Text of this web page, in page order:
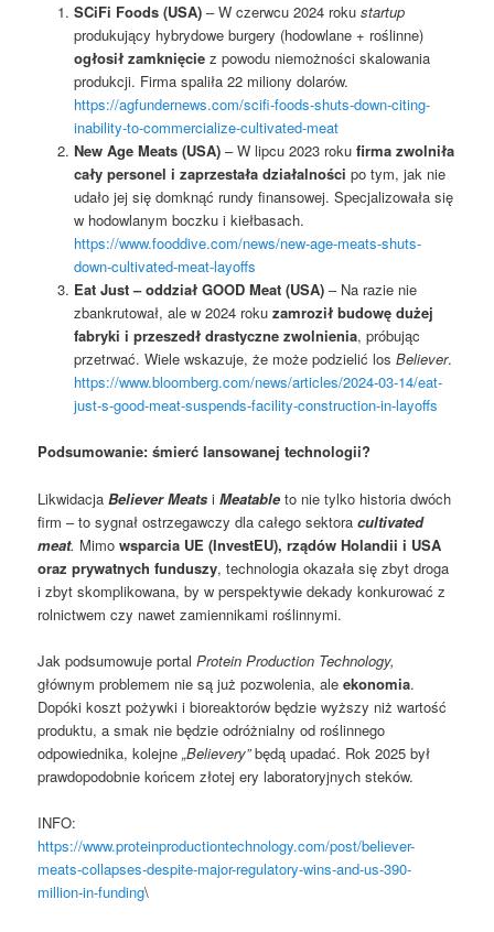
SCiFi Foods (USA)– W czerwcu 2024 roku startup
produkujący hybrydowe burgery (hodowlane + roślinne)
ogłosił zamknięciez powodu niemożności skalowania
produkcji. Firma spaliła 22 miliony dolarów.
https://agfundernews.com/scifi-foods-shuts-down-citing-
inability-to-commercialize-cultivated-meat
New Age Meats (USA)– W lipcu 2023 roku firma zwolniła
cały personel i zaprzestała działalności po tym, jak nie
udało jej się domknąć rundy finansowej. Specjalizowała się
w hodowlanym boczku i kiełbasach.
https://www.fooddive.com/news/new-age-meats-shuts-
down-cultivated-meat-layoffs
Eat Just – oddział GOOD Meat (USA)– Na razie nie
zbankrutował, ale w 2024 roku zamroził budowę dużej
fabryki i przeszedł drastyczne zwolnienia, próbując
przetrwać. Wiele wskazuje, że może podzielić los Believer.
https://www.bloomberg.com/news/articles/2024-03-14/eat-
just-s-good-meat-suspends-facility-construction-in-layoffs
Podsumowanie: śmierć lansowanej technologii?
LikwidacjaBeliever Meats iMeatable to nie tylko historia dwóch
firm – to sygnał ostrzegawczy dla całego sektoracultivated
meat. Mimowsparcia UE (InvestEU), rządów Holandii i USA
oraz prywatnych funduszy, technologia okazała się zbyt droga
i zbyt skomplikowana, by w perspektywie dekady konkurować z
rolnictwem czy nawet zamiennikami roślinnymi.
Jak podsumowuje portalProtein Production Technology,
głównym problemem nie są już pozwolenia, aleekonomia.
Dopóki koszt pożywki i bioreaktorów będzie wyższy niż wartość
produktu, a smak nie będzie odróżnialny od roślinnego
odpowiednika, kolejne„Believery”będą upadać. Rok 2025 był
prawdopodobnie końcem złotej ery laboratoryjnych steków.
INFO:
https://www.proteinproductiontechnology.com/post/believer-
meats-collapses-despite-major-regulatory-wins-and-us-390-
million-in-funding\